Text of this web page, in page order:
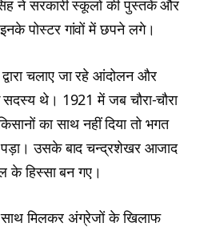
ने सरकारी स्‍कूलों की पुस्‍तकें और
पोस्‍टर गांवों में छपने लगे।
चलाए जा रहे आंदोलन और
थे। 1921 में जब चौरा-चौरा
का साथ नहीं दिया तो भगत
पड़ा। उसके बाद चन्द्रशेखर आजाद
के हिस्‍सा बन गए।
मिलकर अंग्रेजों के खिलाफ